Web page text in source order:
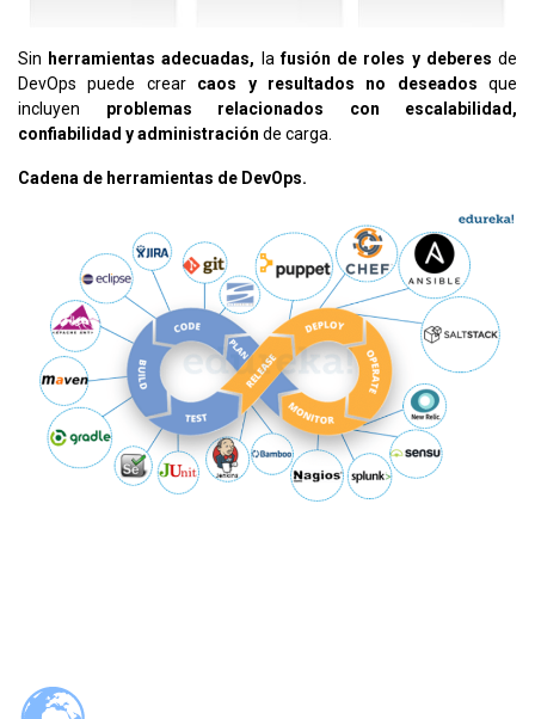
Sin herramientas adecuadas, lafusión de roles y deberes de
DevOps puede crear caos y resultados no deseados que
incluyen problemas relacionados con escalabilidad,
confiabilidad y administración de carga.
Cadena de herramientas de DevOps.